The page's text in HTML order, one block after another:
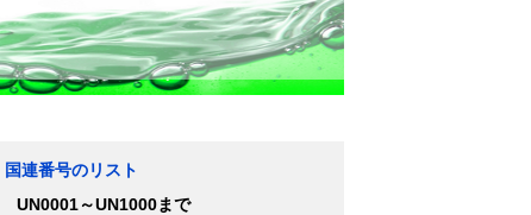
国連番号のリスト
UN0001～UN1000まで